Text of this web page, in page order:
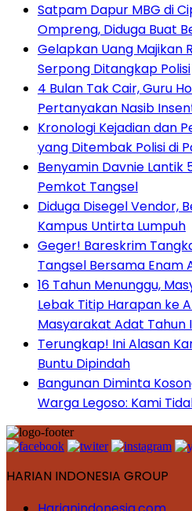
Satpam Dapur MBG di
Ompreng, Diduga Buat
Gelapkan Uang Majikan
Serpong Ditangkap Polisi
4 Bulan Tak Cair, Guru
Pertanyakan Nasib
Kronologi Kejadian dan
yang Ditembak Polisi di
Benyamin Davnie Lantik
Pemkot Tangsel
Diduga Disegel Vendor,
Kampus Untirta Lumpuh
Geger! Bareskrim
Tangsel Bersama Enam
16 Tahun Menunggu,
Lebak Titip Harapan ke
Masyarakat Adat Tahun
Terungkap! Ini Alasan
Buntu Dipindah
Bangunan Diminta
Warga Legoso: Kami
HARIAN INDONESIA GROUP